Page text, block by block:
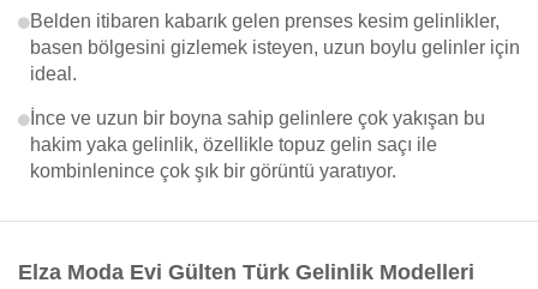
Belden itibaren kabarık gelen prenses kesim gelinlikler,
basen bölgesini gizlemek isteyen, uzun boylu gelinler için
ideal.
İnce ve uzun bir boyna sahip gelinlere çok yakışan bu
hakim yaka gelinlik, özellikle topuz gelin saçı ile
kombinlenince çok şık bir görüntü yaratıyor.
Elza Moda Evi Gülten Türk Gelinlik Modelleri